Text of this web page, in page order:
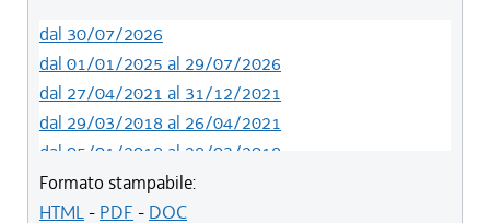
dal 30/07/2026
dal 01/01/2025 al 29/07/2026
dal 27/04/2021 al 31/12/2021
dal 29/03/2018 al 26/04/2021
dal 05/01/2018 al 28/03/2018
dal 01/01/2018 al 04/01/2018
dal 26/10/2017 al 31/12/2017
Formato stampabile:
HTML- PDF - DOC